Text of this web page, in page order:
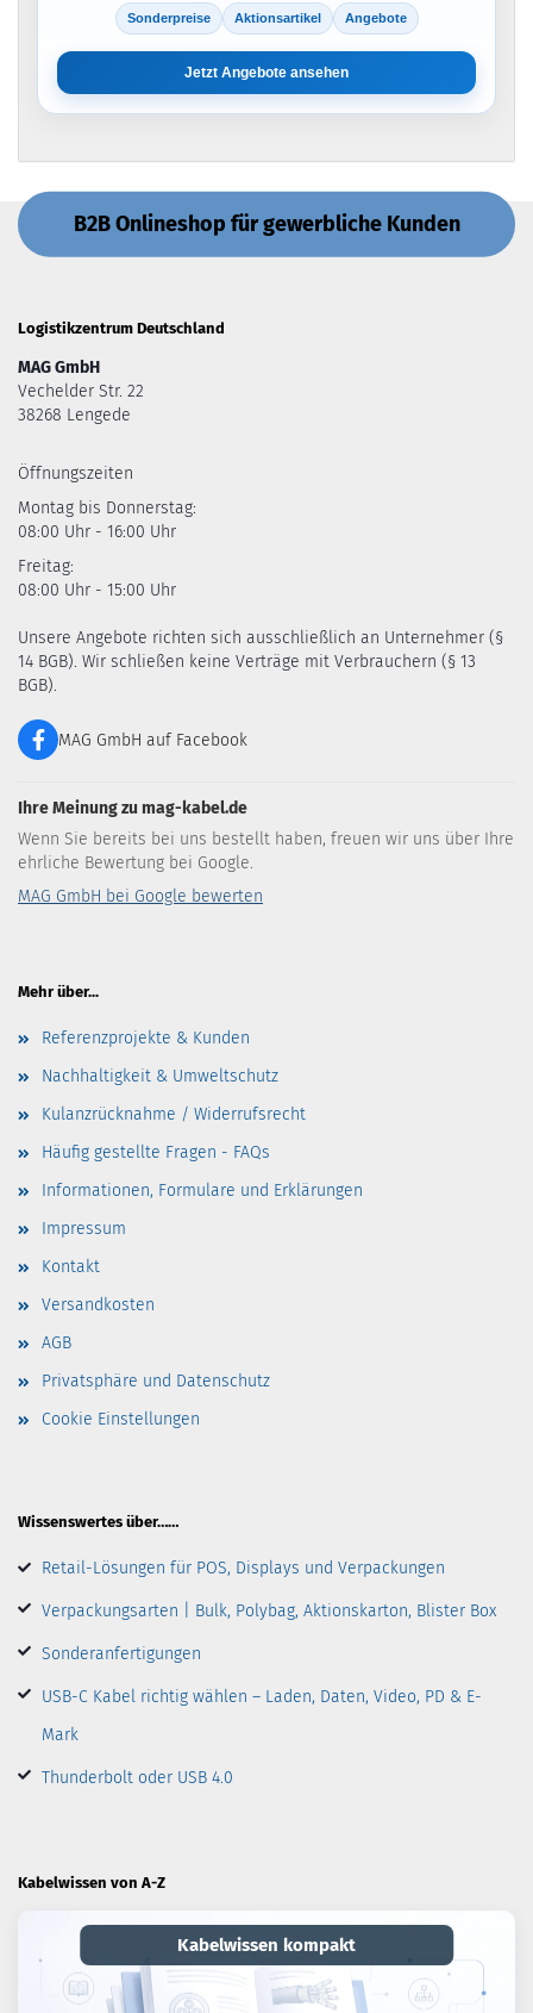
Sonderpreise Aktionsartikel Angebote
Jetzt Angebote ansehen
B2B Onlineshop für gewerbliche Kunden
Logistikzentrum Deutschland
MAG GmbH
Vechelder Str. 22
38268 Lengede
Öffnungszeiten
Montag bis Donnerstag:
08:00 Uhr - 16:00 Uhr
Freitag:
08:00 Uhr - 15:00 Uhr
Unsere Angebote richten sich ausschließlich an Unternehmer (§
14 BGB). Wir schließen keine Verträge mit Verbrauchern (§ 13
BGB).
MAG GmbH auf Facebook
Ihre Meinung zu mag-kabel.de
Wenn Sie bereits bei uns bestellt haben, freuen wir uns über Ihre
ehrliche Bewertung bei Google.
MAG GmbH bei Google bewerten
Mehr über...
Referenzprojekte & Kunden
Nachhaltigkeit & Umweltschutz
Kulanzrücknahme / Widerrufsrecht
Häufig gestellte Fragen - FAQs
Informationen, Formulare und Erklärungen
Impressum
Kontakt
Versandkosten
AGB
Privatsphäre und Datenschutz
Cookie Einstellungen
Wissenswertes über……
Retail-Lösungen für POS, Displays und Verpackungen
Verpackungsarten | Bulk, Polybag, Aktionskarton, Blister Box
Sonderanfertigungen
USB-C Kabel richtig wählen – Laden, Daten, Video, PD & E-
Mark
Thunderbolt oder USB 4.0
Kabelwissen von A-Z
Kabelwissen kompakt